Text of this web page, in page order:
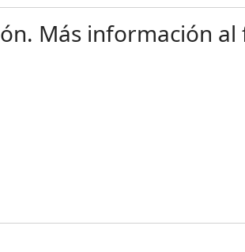
Más información al